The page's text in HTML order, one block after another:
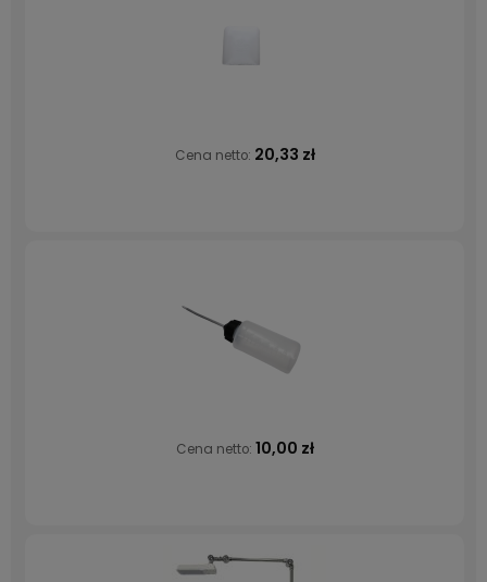
Cena netto: 20,33 zł
Cena netto: 10,00 zł